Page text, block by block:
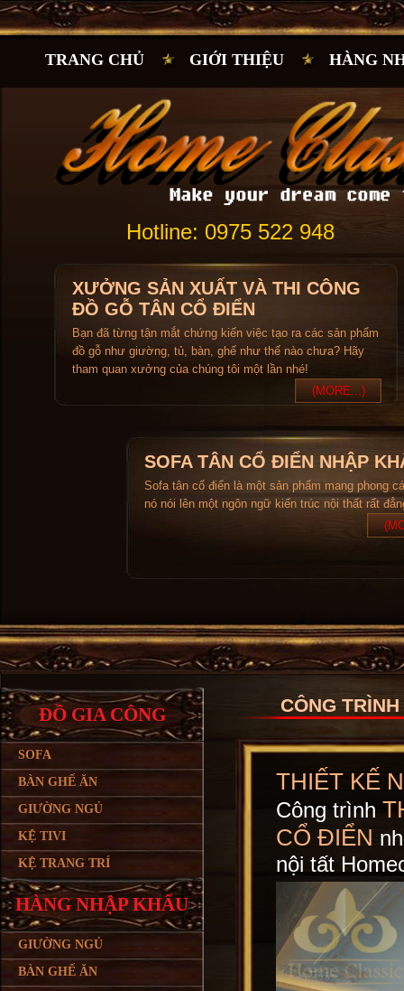
TRANG CHỦ GIỚI THIỆU HÀNG
Hotline: 0975 522 948
XƯỞNG SẢN XUẤT VÀ THI CÔNG
ĐỒ GỖ TÂN CỔ ĐIỂN
Bạn đã từng tận mắt chứng kiến việc tạo ra các sản phẩm
đồ gỗ như giường, tủ, bàn, ghế như thế nào chưa? Hãy
tham quan xưởng của chúng tôi một lần nhé!
(MORE...)
SOFA TÂN CỔ ĐIỂN NHẬP
Sofa tân cổ điển là một sản phẩm mang phong
nó nói lên một ngôn ngữ kiến trúc nội thất rất
ĐỒ GIA CÔNG
SOFA
BÀN GHẾ ĂN
GIƯỜNG NGỦ
KỆ TIVI
KỆ TRANG TRÍ
HÀNG NHẬP KHẨU
GIƯỜNG NGỦ
BÀN GHẾ ĂN
CÔNG TRÌNH
THIẾT KẾ
Công trình
CỔ ĐIỂN
nội tất